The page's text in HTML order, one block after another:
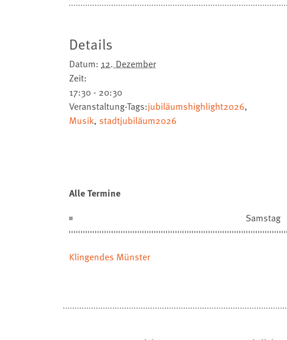
Details
Datum: 12. Dezember
Zeit:
17:30 - 20:30
Veranstaltung-Tags:jubiläumshighlight2026,
Musik, stadtjubiläum2026
Alle Termine
Samstag
Klingendes Münster